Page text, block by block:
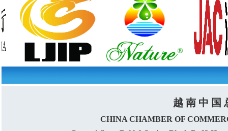
越 南 中 国
CHINA CHAMBER OF